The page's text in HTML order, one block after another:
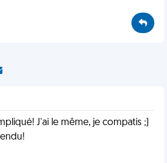
J'ai le même, je compatis ;)